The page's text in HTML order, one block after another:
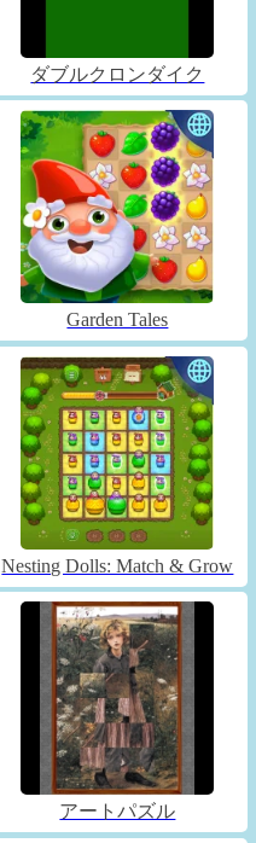
ダブルクロンダイク
Garden Tales
Nesting Dolls: Match & Grow
アートパズル